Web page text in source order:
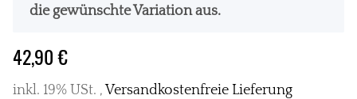
die gewünschte Variation aus.
42,90 €
inkl. 19% USt. ,Versandkostenfreie Lieferung